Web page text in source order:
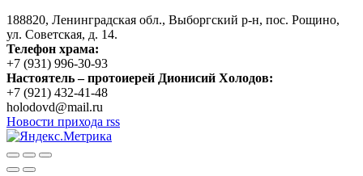
188820, Ленинградская обл., Выборгский р-н, пос. Рощино,
ул. Советская, д. 14.
Телефон храма:
+7 (931) 996-30-93
Настоятель – протоиерей Дионисий Холодов:
+7 (921) 432-41-48
holodovd@mail.ru
Новости прихода rss